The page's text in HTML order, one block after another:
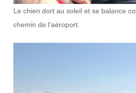
Le chien dort au soleil et se balance
chemin de l'aéroport.